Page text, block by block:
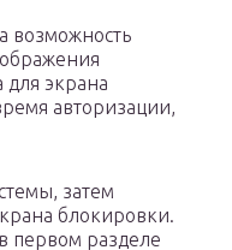
возможность
экрана
авторизации,
затем
блокировки.
первом разделе